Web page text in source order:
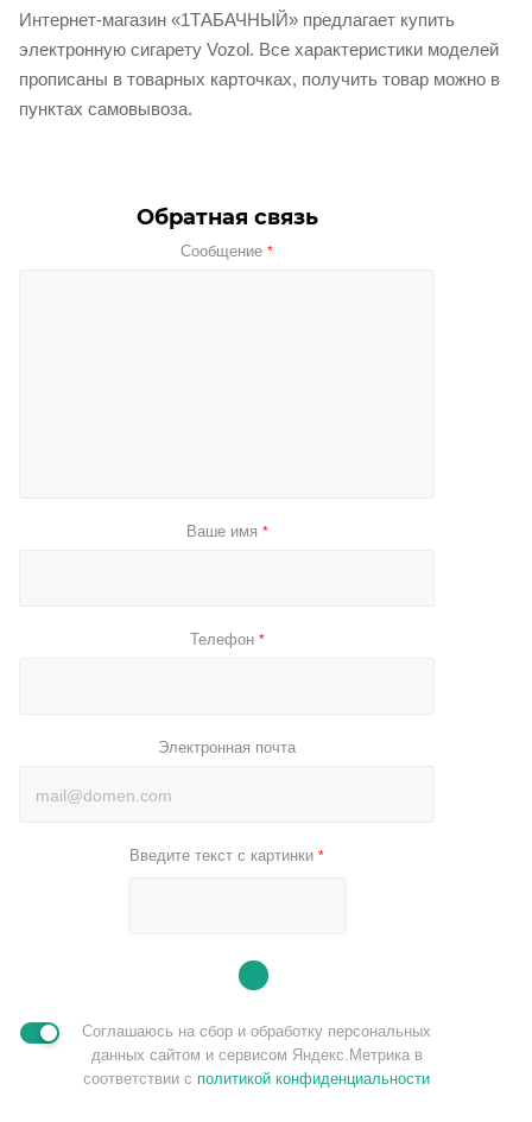
Интернет-магазин «1ТАБАЧНЫЙ» предлагает купить
электронную сигарету Vozol. Все характеристики моделей
прописаны в товарных карточках, получить товар можно в
пунктах самовывоза.
Обратная связь
Сообщение *
Ваше имя *
Телефон *
Электронная почта
Введите текст с картинки *
Соглашаюсь на сбор и обработку персональных
данных сайтом и сервисом Яндекс.Метрика в
соответствии с политикой конфиденциальности